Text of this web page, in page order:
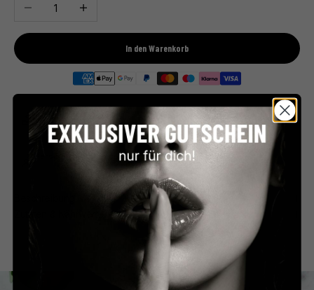
In den Warenkorb
Direkt aus Frankreich
Kostenloser Versand
ab €59 in Deutschland
Sicher bezahlen